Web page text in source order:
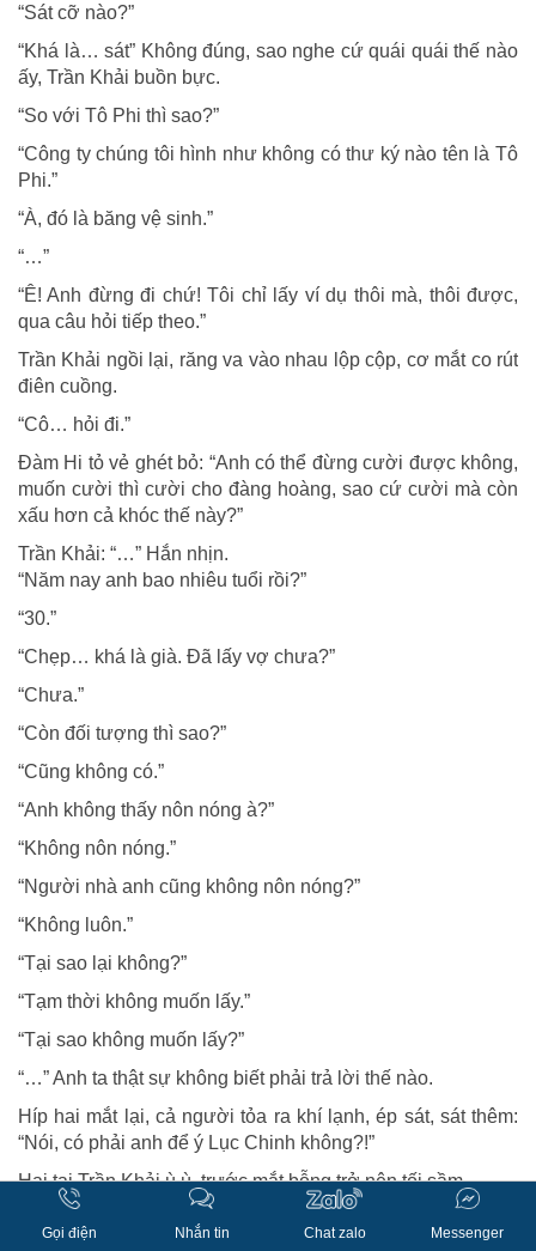
“Sát cỡ nào?”
“Khá là… sát” Không đúng, sao nghe cứ quái quái thế nào
ấy, Trần Khải buồn bực.
“So với Tô Phi thì sao?”
“Công ty chúng tôi hình như không có thư ký nào tên là Tô
Phi.”
“À, đó là băng vệ sinh.”
“…”
“Ê! Anh đừng đi chứ! Tôi chỉ lấy ví dụ thôi mà, thôi được,
qua câu hỏi tiếp theo.”
Trần Khải ngồi lại, răng va vào nhau lộp cộp, cơ mắt co rút
điên cuồng.
“Cô… hỏi đi.”
Đàm Hi tỏ vẻ ghét bỏ: “Anh có thể đừng cười được không,
muốn cười thì cười cho đàng hoàng, sao cứ cười mà còn
xấu hơn cả khóc thế này?”
Trần Khải: “…” Hắn nhịn.
“Năm nay anh bao nhiêu tuổi rồi?”
“30.”
“Chẹp… khá là già. Đã lấy vợ chưa?”
“Chưa.”
“Còn đối tượng thì sao?”
“Cũng không có.”
“Anh không thấy nôn nóng à?”
“Không nôn nóng.”
“Người nhà anh cũng không nôn nóng?”
“Không luôn.”
“Tại sao lại không?”
“Tạm thời không muốn lấy.”
“Tại sao không muốn lấy?”
“…” Anh ta thật sự không biết phải trả lời thế nào.
Híp hai mắt lại, cả người tỏa ra khí lạnh, ép sát, sát thêm:
“Nói, có phải anh để ý Lục Chinh không?!”
Hai tai Trần Khải ù ù, trước mắt bỗng trở nên tối sầm.
Mẹ ơi! Ai tới thu phục con yêu tinh này đi?
Gọi điện Nhắn tin Chat zalo Messenger